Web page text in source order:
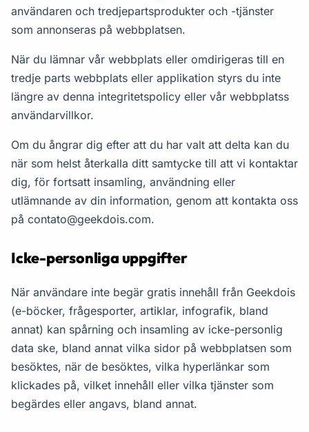
användaren och tredjepartsprodukter och -tjänster
som annonseras på webbplatsen.
När du lämnar vår webbplats eller omdirigeras till en
tredje parts webbplats eller applikation styrs du inte
längre av denna integritetspolicy eller vår webbplatss
användarvillkor.
Om du ångrar dig efter att du har valt att delta kan du
när som helst återkalla ditt samtycke till att vi kontaktar
dig, för fortsatt insamling, användning eller
utlämnande av din information, genom att kontakta oss
på contato@geekdois.com.
Icke-personliga uppgifter
När användare inte begär gratis innehåll från Geekdois
(e-böcker, frågesporter, artiklar, infografik, bland
annat) kan spårning och insamling av icke-personlig
data ske, bland annat vilka sidor på webbplatsen som
besöktes, när de besöktes, vilka hyperlänkar som
klickades på, vilket innehåll eller vilka tjänster som
begärdes eller angavs, bland annat.